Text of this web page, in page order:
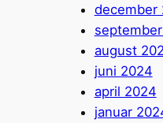
december
august
juni 2024
april 2024
januar